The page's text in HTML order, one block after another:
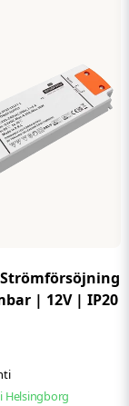
| 12V | IP20
Helsingborg
samtidigt –
av vid
ström.
i torra